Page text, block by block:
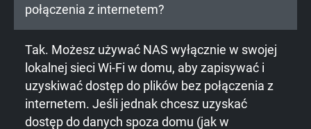
połączenia z internetem?
Tak. Możesz używać NAS wyłącznie w swojej
lokalnej sieci Wi-Fi w domu, aby zapisywać i
uzyskiwać dostęp do plików bez połączenia z
internetem. Jeśli jednak chcesz uzyskać
dostęp do danych spoza domu (jak w